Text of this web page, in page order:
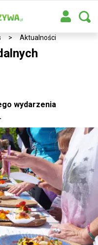
> Aktualności
wydarzenia